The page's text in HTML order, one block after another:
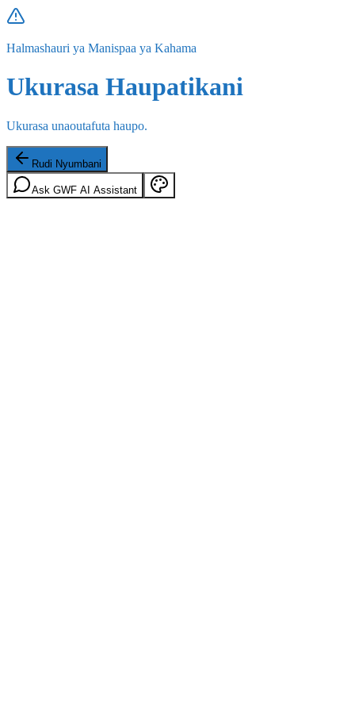
Halmashauri ya Manispaa ya Kahama
Ukurasa Haupatikani
Ukurasa unaoutafuta haupo.
Rudi Nyumbani
Ask GWF AI Assistant